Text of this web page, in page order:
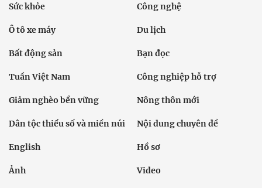
Sức khỏe Công nghệ
Ô tô xe máy Du lịch
Bất động sản Bạn đọc
Tuần Việt Nam Công nghiệp hỗ trợ
Giảm nghèo bền vững Nông thôn mới
Dân tộc thiểu số và miền núi Nội dung chuyên đề
English Hồ sơ
Ảnh Video